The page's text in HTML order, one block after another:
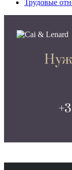
Трудовые